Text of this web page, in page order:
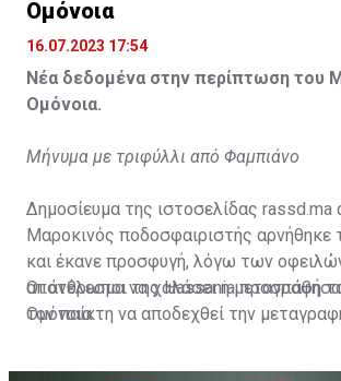
Ομόνοια
16.07.2023 17:54
Νέα δεδομένα στην περίπτωση του
Ομόνοια.
Μήνυμα με τριφύλλι από Φαμπιάνο
Δημοσίευμα της ιστοσελίδας
Μαροκινός ποδοσφαιριστής αρνήθηκε
και έκανε προσφυγή, λόγω των
αποτέλεσμα να χαλάσει η μεταγραφή
Ομόνοια.
Οι άνθρωποι της Hassania
τον παίκτη να αποδεχθεί την
μετακίνησή του, αλλά ο παίκτης